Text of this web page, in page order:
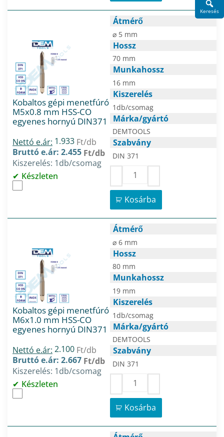
Kobaltos gépi menetfúró
M5x0.8 mm HSS-CO
egyenes hornyú DIN371
Nettó e.ár: 1.933 Ft/db
Bruttó e.ár: 2.455 Ft/db
Kiszerelés: 1db/csomag
Készleten
Átmérő
⌀ 5 mm
Hossz
70 mm
Munkahossz
16 mm
Kiszerelés
1db/csomag
Márka/gyártó
DEMTOOLS
Szabvány
DIN 371
Kosárba
Kobaltos gépi menetfúró
M6x1.0 mm HSS-CO
egyenes hornyú DIN371
Nettó e.ár: 2.100 Ft/db
Bruttó e.ár: 2.667 Ft/db
Kiszerelés: 1db/csomag
Készleten
Átmérő
⌀ 6 mm
Hossz
80 mm
Munkahossz
19 mm
Kiszerelés
1db/csomag
Márka/gyártó
DEMTOOLS
Szabvány
DIN 371
Kosárba
Keresés